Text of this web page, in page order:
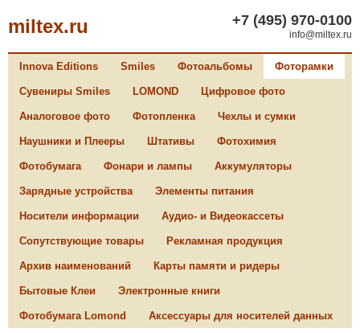
miltex.ru +7 (495) 970-0100
info@miltex.ru
Innova Editions Smiles Фотоальбомы Фоторамки
Сувениры Smiles LOMOND Цифровое фото
Аналоговое фото Фотопленка Чехлы и сумки
Наушники и Плееры Штативы Фотохимия
Фотобумага Фонари и лампы Аккумуляторы
Зарядные устройства Элементы питания
Носители информации Аудио- и Видеокассеты
Сопутствующие товары Рекламная продукция
Архив наименований Карты памяти и ридеры
Бытовые Клеи Электронные книги
Фотобумага Lomond Аксессуары для носителей данных